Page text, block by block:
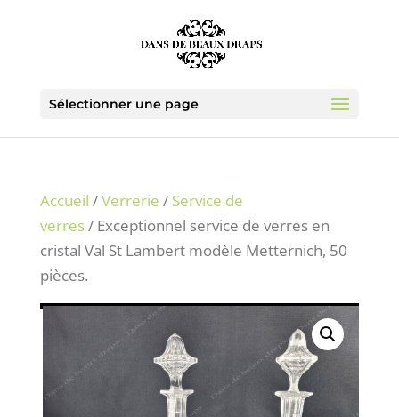
Sélectionner une page
Accueil /Verrerie / Service de
verres/ Exceptionnel service de verres en
cristal Val St Lambert modèle Metternich, 50
pièces.